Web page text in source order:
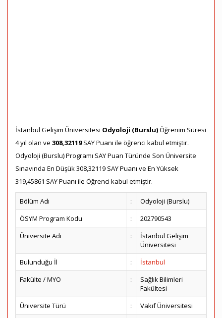
İstanbul Gelişim Üniversitesi Odyoloji (Burslu)Öğrenim Süresi
4 yıl olan ve 308,32119SAY Puanı ile öğrenci kabul etmiştir.
Odyoloji (Burslu) Programı SAY Puan Türünde Son Üniversite
Sınavında En Düşük 308,32119 SAY Puanı ve En Yüksek
319,45861 SAY Puanı ile Öğrenci kabul etmiştir.
Bölüm Adı :
Odyoloji (Burslu)
ÖSYM Program Kodu
:
202790543
Üniversite Adı
:
İstanbul Gelişim
Üniversitesi
Bulunduğu İl
:
İstanbul
Fakülte / MYO
:
Sağlık Bilimleri
Fakültesi
Üniversite Türü
:
Vakıf Üniversitesi